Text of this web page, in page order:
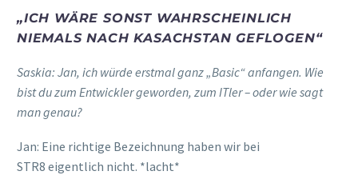
„ICH WÄRE SONST WAHRSCHEINLICH
NIEMALS NACH KASACHSTAN GEFLOGEN“
Saskia: Jan, ich würde erstmal ganz „Basic“ anfangen. Wie
bist du zum Entwickler geworden, zum ITler– oder wie sagt
man genau?
Jan: Eine richtige Bezeichnung haben wir bei
STR8 eigentlich nicht. *lacht*